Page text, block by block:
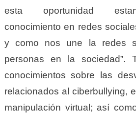
esta oportunidad
conocimiento en redes
y como nos une la redes
personas en la sociedad”.
conocimientos sobre las
relacionados al ciberbullying,
manipulación virtual; así